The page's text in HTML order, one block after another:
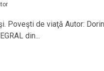
Poveşti de viaţă Autor:
din...